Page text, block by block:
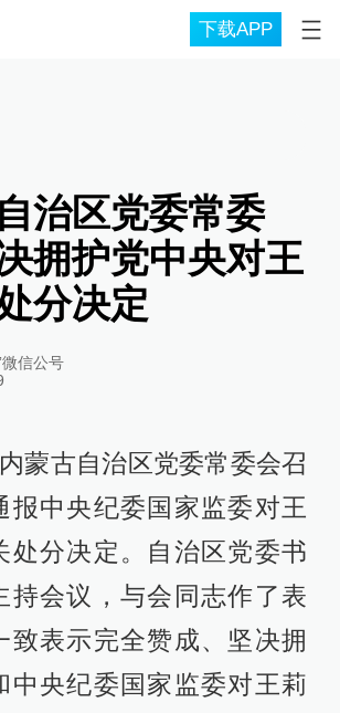
下载APP
治区党委常委
拥护党中央对王
分决定
微信公号
蒙古自治区党委常委会召
报中央纪委国家监委对王
处分决定。自治区党委书
持会议，与会同志作了表
致表示完全赞成、坚决拥
中央纪委国家监委对王莉